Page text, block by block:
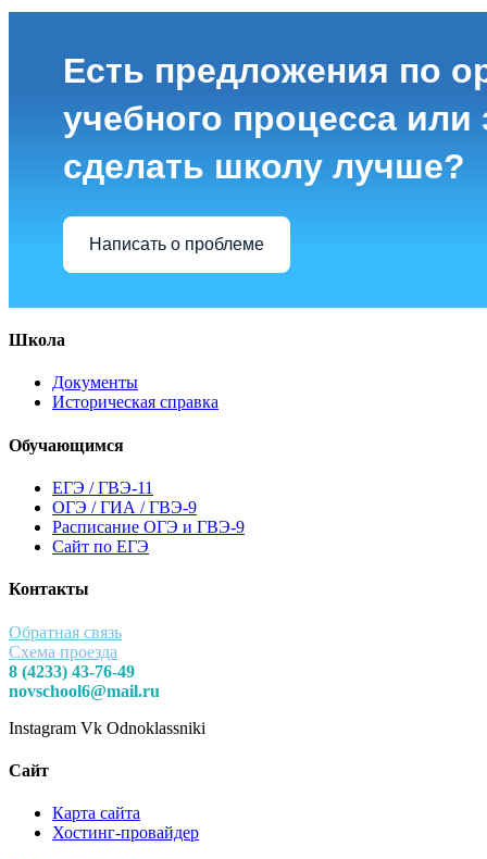
Есть предложения по
учебного процесса или
сделать школу лучше?
Написать о проблеме
Школа
Документы
Историческая справка
Обучающимся
ЕГЭ / ГВЭ-11
ОГЭ / ГИА / ГВЭ-9
Расписание ОГЭ и ГВЭ-9
Сайт по ЕГЭ
Контакты
Обратная связь
Схема проезда
8 (4233) 43-76-49
novschool6@mail.ru
Instagram Vk Odnoklassniki
Сайт
Карта сайта
Хостинг-провайдер